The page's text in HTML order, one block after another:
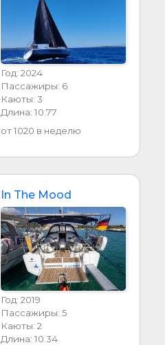
Год: 2024
Пассажиры: 6
Каюты: 3
Длина: 10.77
от 1020 в неделю
In The Mood
Год: 2019
Пассажиры: 5
Каюты: 2
Длина: 10.34